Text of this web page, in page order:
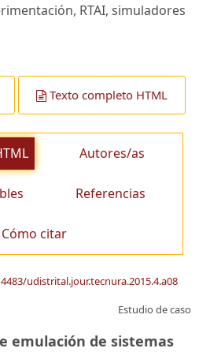
RTAI, simuladores
Texto completo HTML
Autores/as
Referencias
Cómo citar
udistrital.jour.tecnura.2015.4.a08
Estudio de caso
emulación de sistemas